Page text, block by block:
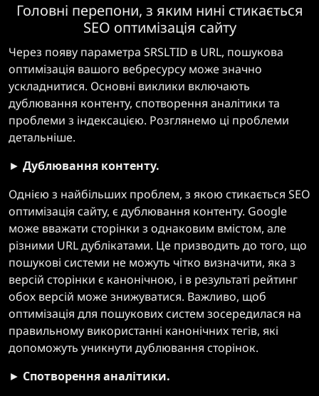
Головні перепони, з яким нині стикається
SEO оптимізація сайту
Через появу параметра SRSLTID в URL, пошукова
оптимізація вашого вебресурсу може значно
ускладнитися. Основні виклики включають
дублювання контенту, спотворення аналітики та
проблеми з індексацією. Розглянемо ці проблеми
детальніше.
► Дублювання контенту.
Однією з найбільших проблем, з якою стикається SEO
оптимізація сайту, є дублювання контенту. Google
може вважати сторінки з однаковим вмістом, але
різними URL дублікатами. Це призводить до того, що
пошукові системи не можуть чітко визначити, яка з
версій сторінки є канонічною, і в результаті рейтинг
обох версій може знижуватися. Важливо, щоб
оптимізація для пошукових систем зосередилася на
правильному використанні канонічних тегів, які
допоможуть уникнути дублювання сторінок.
► Спотворення аналітики.